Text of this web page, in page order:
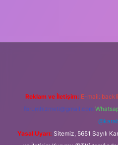
Reklam ve İletişim: E-mail:
forumhizmeti@gmail.com
Yasal Uyarı: Sitemiz, 5651 Sayılı